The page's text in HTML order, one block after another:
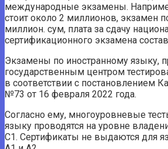
международные экзамены.
стоит около 2 миллионов, экзамен
миллион. сум, плата за сдачу
сертификационного экзамена
Экзамены по иностранному языку,
государственным центром
в соответствии с постановлением
№73 от 16 февраля 2022 года.
Согласно ему, многоуровневые
языку проводятся на уровне
С1. Сертификаты не выдаются для